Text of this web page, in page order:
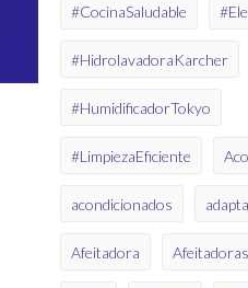
#CocinaSaludable
#HidrolavadoraKarcher
#HumidificadorTokyo
#LimpiezaEficiente
acondicionados
Afeitadora Afeitadoras